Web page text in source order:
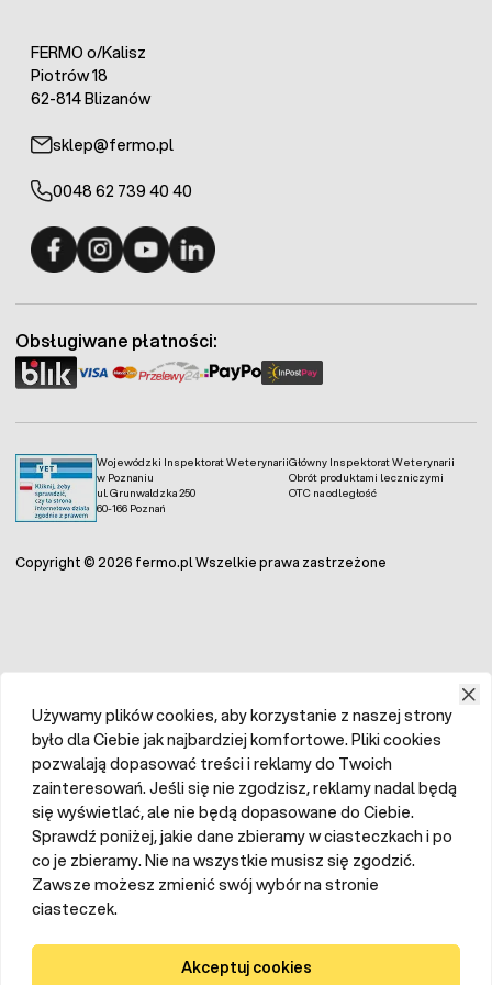
FERMO o/Kalisz
Piotrów 18
62-814 Blizanów
sklep@fermo.pl
0048 62 739 40 40
Wojewódzki Inspektorat Weterynarii
w Poznaniu
ul. Grunwaldzka 250
60-166 Poznań
Główny Inspektorat Weterynarii
Obrót produktami leczniczymi
OTC na odległość
Obsługiwane płatności:
Copyright © 2026 fermo.pl Wszelkie prawa zastrzeżone
Używamy plików cookies, aby korzystanie z naszej strony
było dla Ciebie jak najbardziej komfortowe. Pliki cookies
pozwalają dopasować treści i reklamy do Twoich
zainteresowań. Jeśli się nie zgodzisz, reklamy nadal będą
się wyświetlać, ale nie będą dopasowane do Ciebie.
Sprawdź poniżej, jakie dane zbieramy w ciasteczkach i po
co je zbieramy. Nie na wszystkie musisz się zgodzić.
Zawsze możesz zmienić swój wybór na stronie
ciasteczek.
Akceptuj cookies